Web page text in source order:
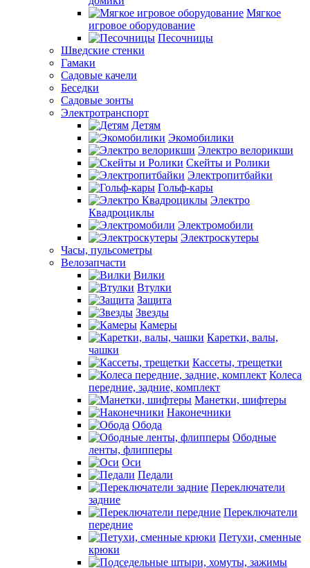
Мягкое
игровое оборудование
Песочницы
Шведские стенки
Гамаки
Садовые качели
Беседки
Садовые зонты
Электротранспорт
Детям
Экомобилики
Электро велорикши
Скейты и Ролики
Электропитбайки
Гольф-кары
Электро
Квадроциклы
Электромобили
Электроскутеры
Часы, пульсометры
Велозапчасти
Вилки
Втулки
Защита
Звезды
Камеры
Каретки, валы,
чашки
Кассеты, трещетки
Колеса
передние, задние, комплект
Манетки, шифтеры
Наконечники
Обода
Ободные
ленты, флипперы
Оси
Педали
Переключатели
задние
Переключатели
передние
Петухи, сменные
крюки